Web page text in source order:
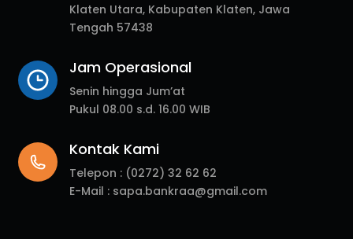
Klaten Utara, Kabupaten Klaten, Jawa
Tengah 57438
Jam Operasional
Senin hingga Jum’at
Pukul 08.00 s.d. 16.00 WIB
Kontak Kami
Telepon : (0272) 32 62 62
E-Mail : sapa.bankraa@gmail.com